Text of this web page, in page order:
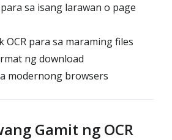
sa isang larawan o page
OCR para sa maraming files
ng download
modernong browsers
Gamit ng OCR